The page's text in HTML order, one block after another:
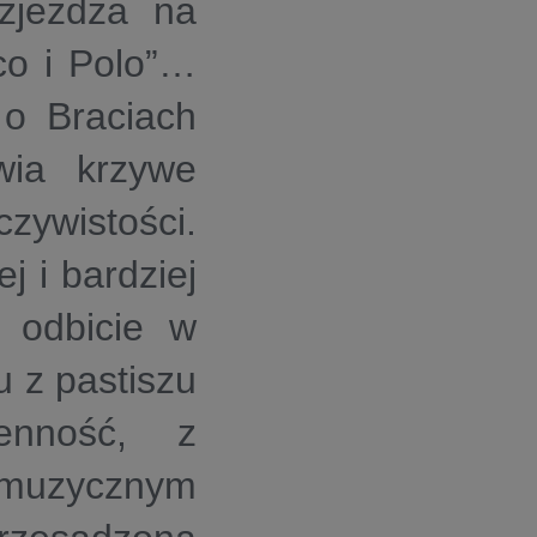
na
i Polo”…
Braciach
krzywe
i bardziej
odbicie w
z pastiszu
z